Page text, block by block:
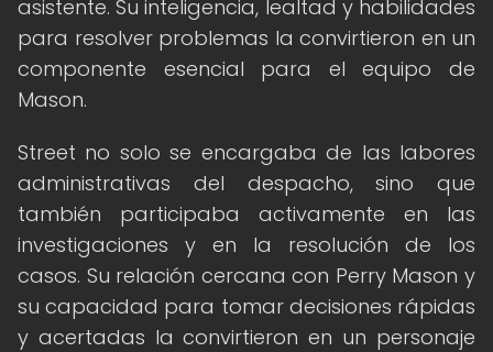
asistente. Su inteligencia, lealtad y habilidades
para resolver problemas la convirtieron en un
componente esencial para el equipo de
Mason.
Street no solo se encargaba de las labores
administrativas del despacho, sino que
también participaba activamente en las
investigaciones y en la resolución de los
casos. Su relación cercana con Perry Mason y
su capacidad para tomar decisiones rápidas
y acertadas la convirtieron en un personaje